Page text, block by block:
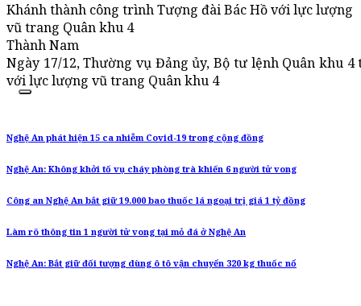
Khánh thành công trình Tượng đài Bác Hồ với lực lượng
vũ trang Quân khu 4
Thành Nam
Ngày 17/12, Thường vụ Đảng ủy, Bộ tư lệnh Quân khu
với lực lượng vũ trang Quân khu 4
Nghệ An phát hiện 15 ca nhiễm Covid-19 trong cộng đồng
Nghệ An: Không khởi tố vụ cháy phòng trà khiến 6 người tử vong
Công an Nghệ An bắt giữ 19.000 bao thuốc lá ngoại trị giá 1 tỷ đồng
Làm rõ thông tin 1 người tử vong tại mỏ đá ở Nghệ An
Nghệ An: Bắt giữ đối tượng dùng ô tô vận chuyển 320 kg thuốc nổ